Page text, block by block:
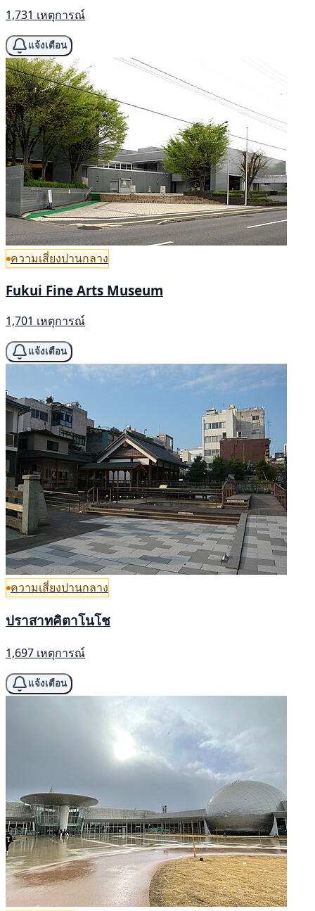
1,731 เหตุการณ์
แจ้งเตือน
ความเสี่ยงปานกลาง
Fukui Fine Arts Museum
1,701 เหตุการณ์
แจ้งเตือน
ความเสี่ยงปานกลาง
ปราสาทคิตาโนโช
1,697 เหตุการณ์
แจ้งเตือน